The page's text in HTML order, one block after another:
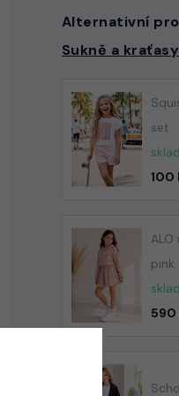
Alternativní
Sukně a kraťasy
set
100
pink
590